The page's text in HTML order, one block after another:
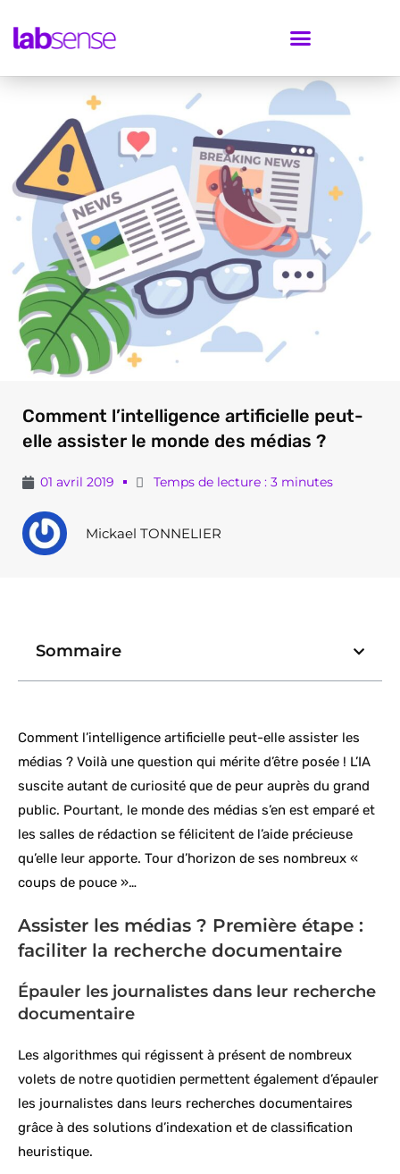
Comment l’intelligence artificielle peut-
elle assister le monde des médias ?
01 avril 2019 Temps de lecture : 3 minutes
Mickael TONNELIER
Sommaire
Comment l’intelligence artificielle peut-elle assister les
médias ? Voilà une question qui mérite d’être posée ! L’IA
suscite autant de curiosité que de peur auprès du grand
public. Pourtant, le monde des médias s’en est emparé et
les salles de rédaction se félicitent de l’aide précieuse
qu’elle leur apporte. Tour d’horizon de ses nombreux «
coups de pouce »…
Assister les médias ? Première étape :
faciliter la recherche documentaire
Épauler les journalistes dans leur recherche
documentaire
Les algorithmes qui régissent à présent de nombreux
volets de notre quotidien permettent également d’épauler
les journalistes dans leurs recherches documentaires
grâce à des solutions d’indexation et de classification
heuristique.